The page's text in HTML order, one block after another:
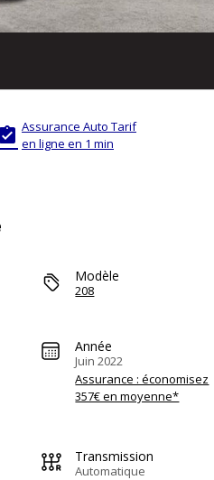
 Assurance Auto Tarif
en ligne en 1 min
Modèle
208
Année
Juin 2022
Assurance : économisez
357€ en moyenne*
Transmission
Automatique